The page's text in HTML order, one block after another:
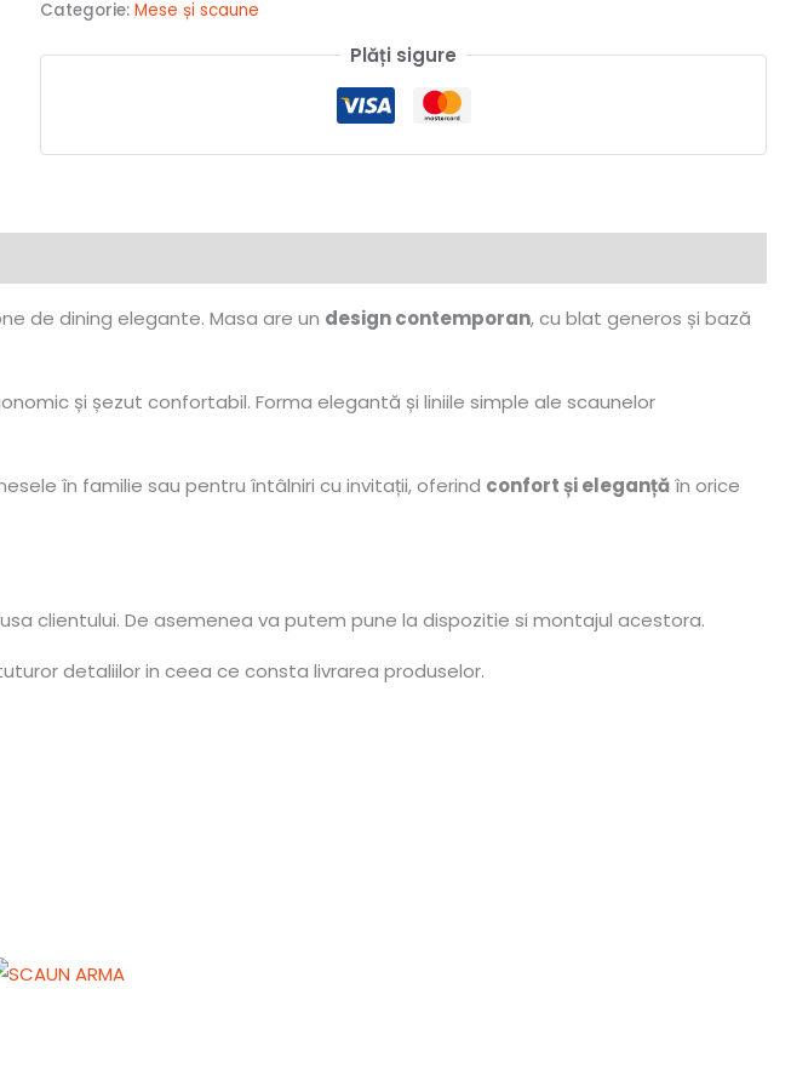
Categorie:Mese și scaune
Plăți sigure
de dining elegante. Masa are un design contemporan, cu blat generos și bază
și șezut confortabil. Forma elegantă și liniile simple ale scaunelor
în familie sau pentru întâlniri cu invitații, oferind confort și eleganțăîn orice
clientului. De asemenea va putem pune la dispozitie si montajul acestora.
detaliilor in ceea ce consta livrarea produselor.